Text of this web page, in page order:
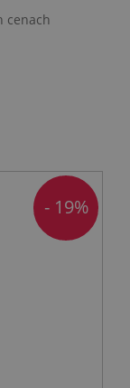
cenach
- 19%